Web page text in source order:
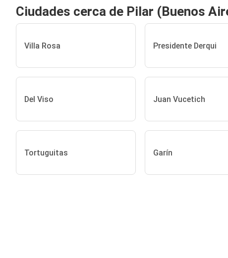
Ciudades cerca de Pilar (Buenos
Villa Rosa Presidente Derqui
Del Viso Juan Vucetich
Tortuguitas Garín